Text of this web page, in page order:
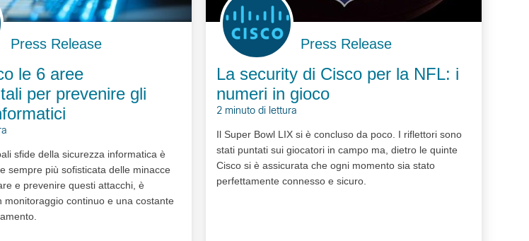
Press Release
le 6 aree
per prevenire gli
sfide della sicurezza informatica è
sempre più sofisticata delle minacce
e prevenire questi attacchi, è
monitoraggio continuo e una costante
Press Release
La security di Cisco per la NFL: i
numeri in gioco
2 minuto di lettura
Il Super Bowl LIX si è concluso da poco. I riflettori sono
stati puntati sui giocatori in campo ma, dietro le quinte
Cisco si è assicurata che ogni momento sia stato
perfettamente connesso e sicuro.